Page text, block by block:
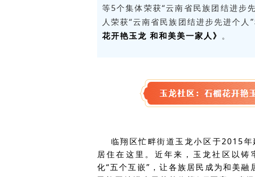
等5个集体荣获“云南省民族团结进步
人荣获“云南省民族团结进步先进个人
花开艳玉龙 和和美美一家人》 。
临翔区忙畔街道玉龙小区于2015
居住在这里。近年来，玉龙社区以
化“五个互嵌”，让各族居民成为和美